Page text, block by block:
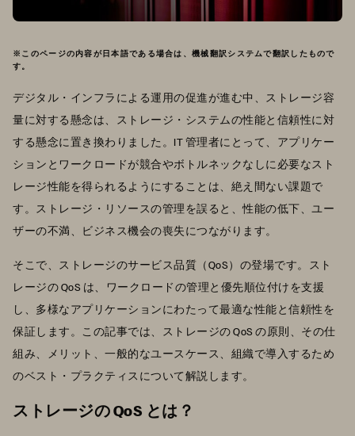
※このページの内容が日本語である場合は、機械翻訳システムで翻訳したもので
す。
デジタル・インフラによる運用の促進が進む中、ストレージ容
量に対する懸念は、ストレージ・システムの性能と信頼性に対
する懸念に置き換わりました。IT 管理者にとって、アプリケー
ションとワークロードが競合やボトルネックなしに必要なスト
レージ性能を得られるようにすることは、絶え間ない課題で
す。ストレージ・リソースの管理を誤ると、性能の低下、ユー
ザーの不満、ビジネス機会の喪失につながります。
そこで、ストレージのサービス品質（QoS）の登場です。スト
レージの QoS は、ワークロードの管理と優先順位付けを支援
し、多様なアプリケーションにわたって最適な性能と信頼性を
保証します。この記事では、ストレージの QoS の原則、その仕
組み、メリット、一般的なユースケース、組織で導入するため
のベスト・プラクティスについて解説します。
ストレージの QoS とは？